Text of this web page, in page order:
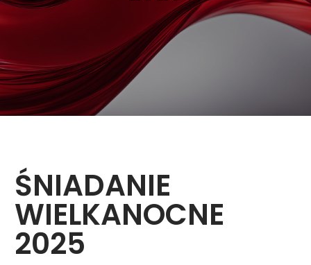
ŚNIADANIE
WIELKANOCNE
2025